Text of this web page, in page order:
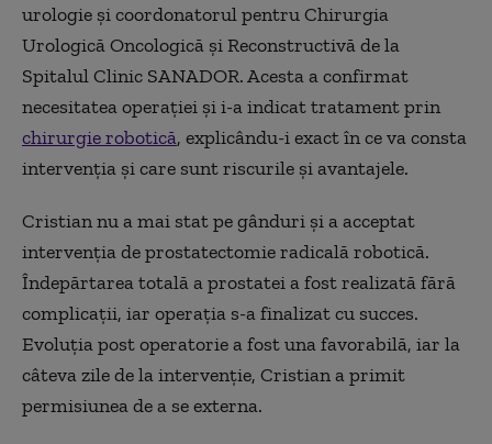
urologie și coordonatorul pentru Chirurgia
Urologică Oncologică și Reconstructivă de la
Spitalul Clinic SANADOR. Acesta a confirmat
necesitatea operației și i-a indicat tratament prin
chirurgie robotică, explicându-i exact în ce va consta
intervenția și care sunt riscurile și avantajele.
Cristian nu a mai stat pe gânduri și a acceptat
intervenția de prostatectomie radicală robotică.
Îndepărtarea totală a prostatei a fost realizată fără
complicații, iar operația s-a finalizat cu succes.
Evoluția post operatorie a fost una favorabilă, iar la
câteva zile de la intervenție, Cristian a primit
permisiunea de a se externa.